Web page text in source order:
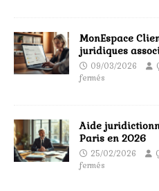
MonEspace
juridiques
09/03/2026
fermés
Aide
Paris en 2026
25/02/2026
fermés